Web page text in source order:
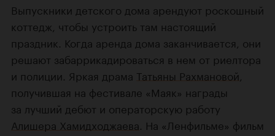
Выпускники детского дома арендуют роскошный
коттедж, чтобы устроить там настоящий
праздник. Когда аренда дома заканчивается, они
решают забаррикадироваться в нем от риелтора
и полиции. Яркая драма Татьяны Рахмановой
получившая на фестивале «Маяк» награды
за лучший дебют и операторскую работу
Алишера Хамидходжаева . На «Ленфильме» фильм